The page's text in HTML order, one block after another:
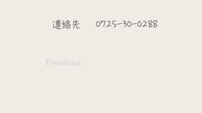
​連絡先 0725-30-0288
Previous